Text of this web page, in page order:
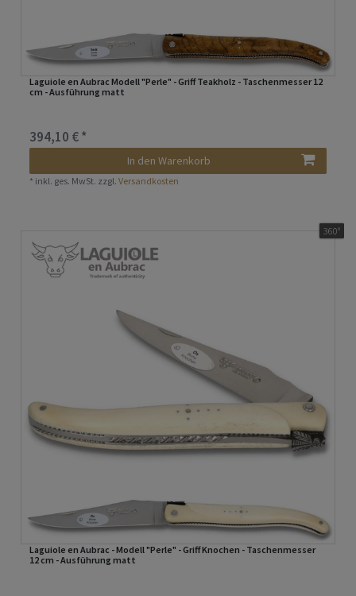
Laguiole en Aubrac Modell "Perle" - Griff Teakholz - Taschenmesser 12
cm - Ausführung matt
394,10 € *
In den Warenkorb
* inkl. ges. MwSt. zzgl.Versandkosten
Laguiole en Aubrac - Modell "Perle" - Griff Knochen - Taschenmesser
12 cm - Ausführung matt
360°